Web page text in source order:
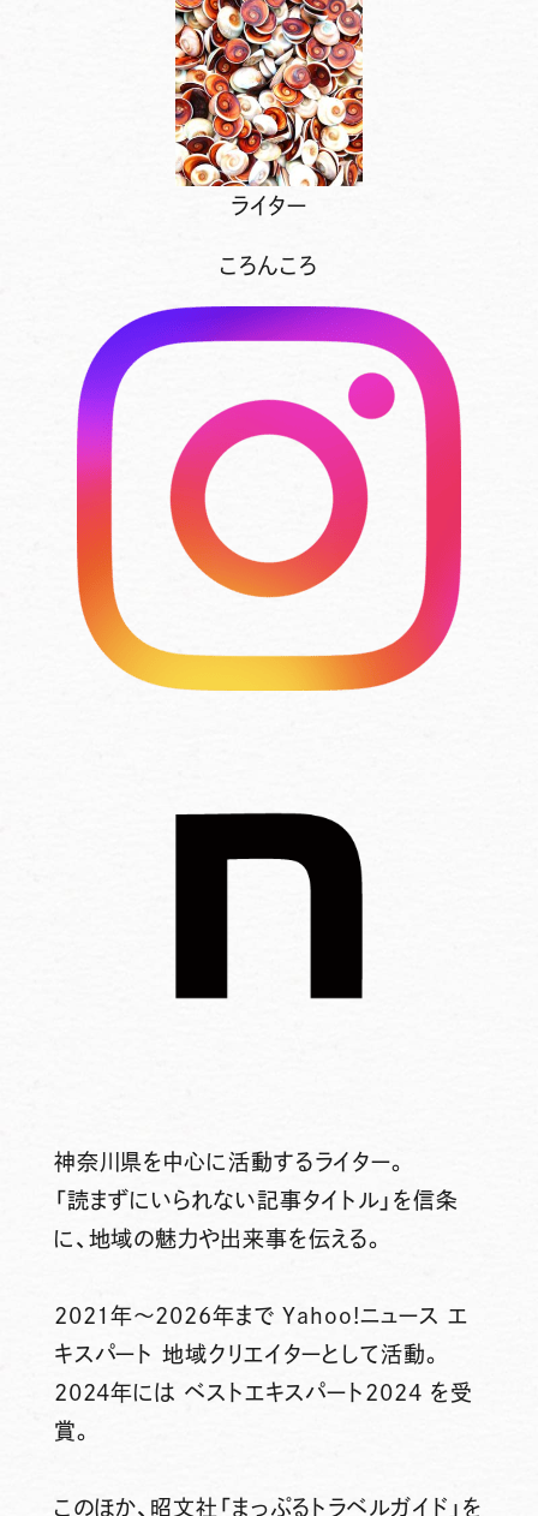
ライター
ころんころ
神奈川県を中心に活動するライター。
「読まずにいられない記事タイトル」を信条
に、地域の魅力や出来事を伝える。
2021年～2026年まで Yahoo!ニュース エ
キスパート 地域クリエイターとして活動。
2024年には ベストエキスパート2024 を受
賞。
このほか、昭文社「まっぷるトラベルガイド」を